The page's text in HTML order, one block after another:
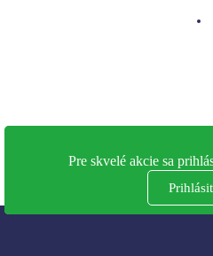
Pre skvelé akcie sa